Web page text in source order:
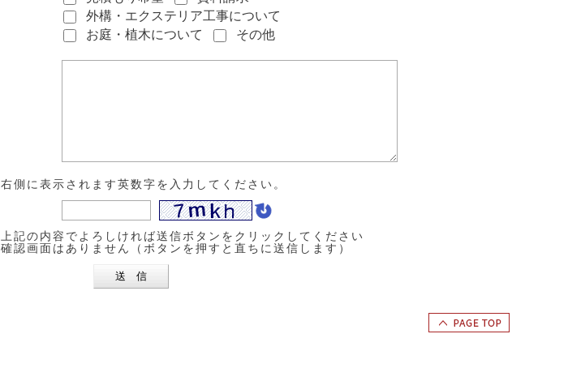
外構・エクステリア工事について
お庭・植木について
その他
右側に表示されます英数字を入力してください。
上記の内容でよろしければ送信ボタンをクリックしてください
確認画面はありません（ボタンを押すと直ちに送信します）